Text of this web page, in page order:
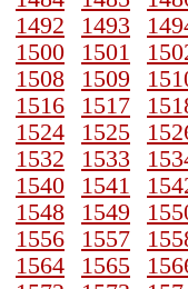
1492 1493
1500 1501
1508 1509
1516 1517
1524 1525
1532 1533
1540 1541
1548 1549
1556 1557
1564 1565